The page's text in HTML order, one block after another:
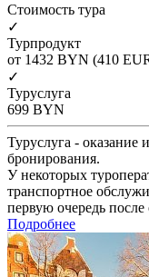
Cтоимость тура
✓
Турпродукт
от 1432 BYN (410
✓
Туруслуга
699 BYN
Туруслуга -
бронирования.
У некоторых
транспортное
первую очередь
Подробнее